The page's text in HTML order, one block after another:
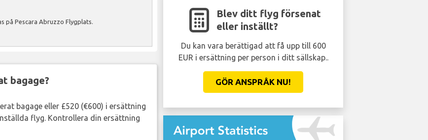
på Pescara Abruzzo Flygplats.
bagage?
bagage eller £520 (€600) i ersättning
flyg. Kontrollera din ersättning
Blev ditt flyg försenat
eller inställt?
Du kan vara berättigad att få upp till 600
EUR i ersättning per person i ditt sällskap..
GÖR ANSPRÅK NU!